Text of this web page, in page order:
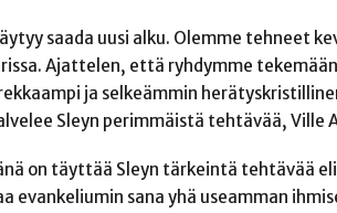
saada uusi alku. Olemme tehneet
Ajattelen, että ryhdymme
ja selkeämmin
Sleyn perimmäistä tehtävää, Ville
on täyttää Sleyn tärkeintä tehtävää
evankeliumin sana yhä useamman